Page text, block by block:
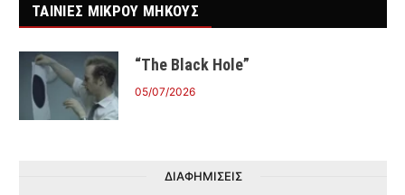
ΤΑΙΝΙΕΣ ΜΙΚΡΟΥ ΜΗΚΟΥΣ
“The Black Hole”
05/07/2026
ΔΙΑΦΗΜΙΣΕΙΣ